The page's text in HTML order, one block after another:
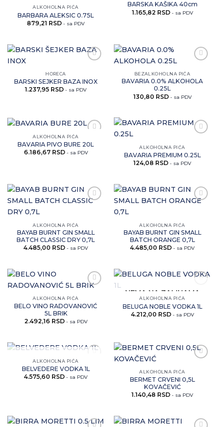
artikal
ALKOHOLNA PIĆA
BARBARA ALEKSIC 0.75L
879,21 RSD - sa PDV
ovaj
artikal
BARSKA KAŠIKA 40cm
1.165,82 RSD - sa PDV
artikal
HORECA
BARSKI SEJKER BAZA INOX
1.237,95 RSD - sa PDV
artikal
BEZALKOHOLNA PIĆA
BAVARIA 0.0% ALKOHOLA
0.25L
130,80 RSD - sa PDV
ovaj
artikal
ALKOHOLNA PIĆA
BAVARIA PIVO BURE 20L
6.186,67 RSD - sa PDV
artikal
ALKOHOLNA PIĆA
BAVARIA PREMIUM 0.25L
124,08 RSD - sa PDV
ALKOHOLNA PIĆA
BAYAB BURNT GIN SMALL
BATCH CLASSIC DRY 0,7L
4.485,00 RSD - sa PDV
ALKOHOLNA PIĆA
BAYAB BURNT GIN SMALL
BATCH ORANGE 0,7L
4.485,00 RSD - sa PDV
artikal
ALKOHOLNA PIĆA
BELO VINO RADOVANOVIĆ
5L BRIK
2.492,16 RSD - sa PDV
Zaprati
artikal
NEMA NA ZALIHAMA
ALKOHOLNA PIĆA
BELUGA NOBLE VODKA 1L
4.212,00 RSD - sa PDV
ovaj
artikal
NEMA NA ZALIHAMA
ALKOHOLNA PIĆA
BELVEDERE VODKA 1L
4.575,60 RSD - sa PDV
artikal
ALKOHOLNA PIĆA
BERMET CRVENI 0,5L
KOVAČEVIĆ
1.140,48 RSD - sa PDV